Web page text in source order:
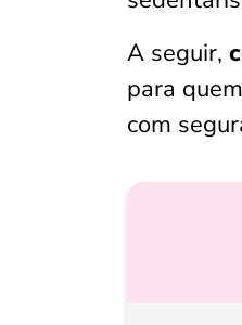
A seguir,
para
com